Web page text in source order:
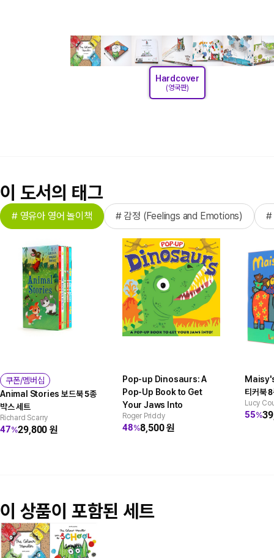
Hardcover
(영국판)
이 도서의 태그
# 영유아 영어 놀이책 # 감정 (Feelings and Emotions) #
쿠폰/멤버십
Animal Stories 보드북 5종
박스 세트
Richard Scarry
47%29,800원
Pop-up Dinosaurs: A
Pop-Up Book to Get
Your Jaws Into
Roger Priddy
48%8,500원
티커북
Lucy
55%
이 상품이 포함된 세트